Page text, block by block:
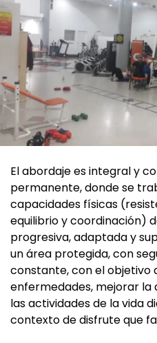
El abordaje es integral y
permanente, donde se
capacidades físicas
equilibrio y coordinación)
progresiva, adaptada y
un área protegida, con
constante, con el objetivo
enfermedades, mejorar
las actividades de la vida
contexto de disfrute que